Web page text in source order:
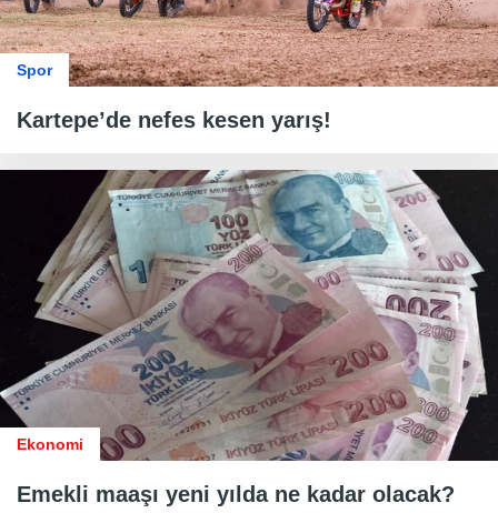
Spor
Kartepe’de nefes kesen yarış!
Ekonomi
Emekli maaşı yeni yılda ne kadar olacak?